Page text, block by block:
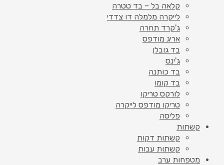
קלאה בל – בד טטרה
לייקרה מלמלה דו צדדי
ג'קרד תחרה
אריג מודפס
בד גובלן
ג'ינס
בד כותנה
בד קומו
לורקס טריקו
טריקו מודפס לייקרה
פליסה
קשתות
קשתות דקות
קשתות עבות
מטפחות ערב